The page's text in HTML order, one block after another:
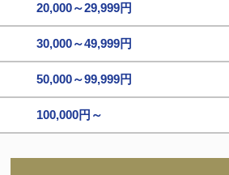
20,000～29,999円
30,000～49,999円
50,000～99,999円
100,000円～